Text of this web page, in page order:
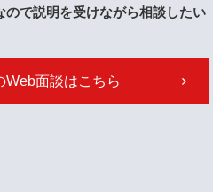
ので説明を受けながら相談したい
Web面談はこちら